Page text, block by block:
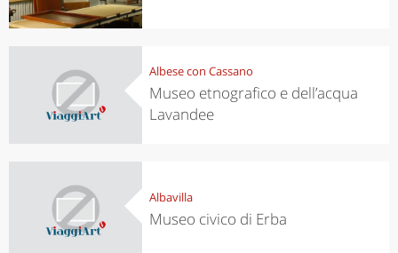
Albese con Cassano
Museo etnografico e dell’acqua
Lavandee
Albavilla
Museo civico di Erba